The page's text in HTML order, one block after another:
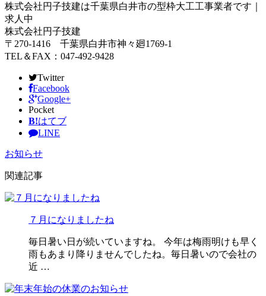
株式会社円子技建は千葉県白井市の型枠大工工事業者です｜
求人中
株式会社円子技建
〒270-1416 千葉県白井市神々廻1769-1
TEL＆FAX：047-492-9428
Twitter
Facebook
Google+
Pocket
B!はてブ
LINE
お知らせ
関連記事
７月になりましたね
毎日暑い日が続いていますね。 今年は梅雨明けも早く
雨もあまり降りませんでしたね。毎日暑いので会社の
近 …